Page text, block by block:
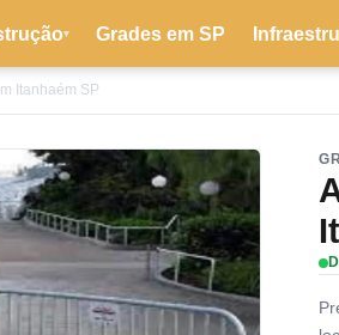
▾ Grades em SP
Itanhaém SP